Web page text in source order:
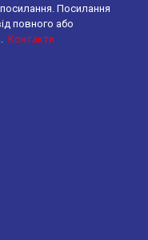
Посилання
повного або
Контакти